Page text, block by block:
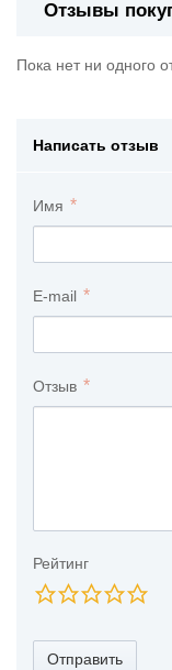
Отзывы
Пока нет ни одного
Написать отзыв
Имя
E-mail
Отзыв
Рейтинг
Отправить